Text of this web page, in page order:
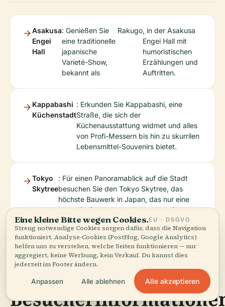
Asakusa
Engei
Hall
: Genießen Sie
eine traditionelle
japanische
Varieté-Show,
bekannt als
Rakugo, in der Asakusa
Engei Hall mit
humoristischen
Erzählungen und
Auftritten.
Kappabashi
Küchenstadt
: Erkunden Sie Kappabashi, eine
Straße, die sich der
Küchenausstattung widmet und alles
von Profi-Messern bis hin zu skurrilen
Lebensmittel-Souvenirs bietet.
Tokyo
Skytree
: Für einen Panoramablick auf die Stadt
besuchen Sie den Tokyo Skytree, das
höchste Bauwerk in Japan, das nur eine
kurze Entfernung von Asakusa entfernt
liegt.
Wichtige
Eine kleine Bitte wegen Cookies.EU · DSGVO
Streng notwendige Cookies sorgen dafür, dass die Navigation
funktioniert. Analyse-Cookies (PostHog, Google Analytics)
helfen uns zu verstehen, welche Seiten funktionieren — nur
aggregiert, keine Werbung, kein Verkauf. Du kannst dies
jederzeit im Footer ändern.
Anpassen Alle ablehnen Alle akzeptieren